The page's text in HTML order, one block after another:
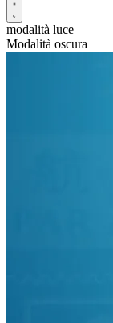
modalità luce
Modalità oscura